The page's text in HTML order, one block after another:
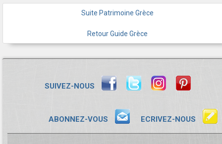
Suite Patrimoine Grèce
Retour Guide Grèce
SUIVEZ-NOUS
ABONNEZ-VOUS ECRIVEZ-NOUS